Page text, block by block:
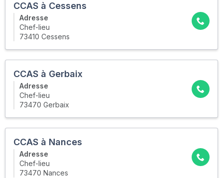
CCAS à Cessens
Adresse
Chef-lieu
73410 Cessens
CCAS à Gerbaix
Adresse
Chef-lieu
73470 Gerbaix
CCAS à Nances
Adresse
Chef-lieu
73470 Nances